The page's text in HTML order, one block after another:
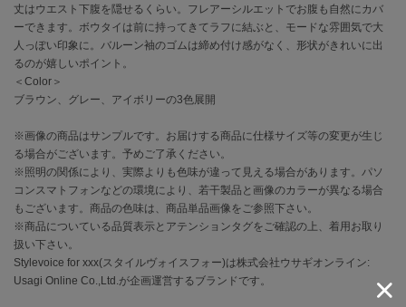
emmi atelier
エミ アトリエ
emmi yoga
エミヨガ
ey
アイ
FILA
フィラ
丈はウエスト下腹を隠せるくらい。フレアーシルエットでお腹も自然にカバ
ーできます。ボウタイは前に持ってきてラフに結ぶと、モードな雰囲気で大
人っぽい印象に。バルーン袖のゴムは締め付け感がなく、形状がきれいに出
るのが嬉しいポイント。
＜Color＞
ブラウン、グレー、アイボリーの3色展開
※画像の商品はサンプルです。お届けする商品に仕様サイズ等の変更が生じ
る場合がございます。予めご了承ください。
※照明の関係により、実際よりも色味が違って見える場合があります。パソ
コンスマトフォンなどの環境により、若干製品と画像のカラーが異なる場合
もございます。商品の色味は、商品単品画像をご参照下さい。
※商品についている品質表示とアテンションタグをご確認の上、着用お取り
扱い下さい。
Stylevoice for xxx(スタイルヴォイスフォー)は株式会社ウサギオンライン:
Usagi Online Co.,Ltd.が企画運営するブランドです。